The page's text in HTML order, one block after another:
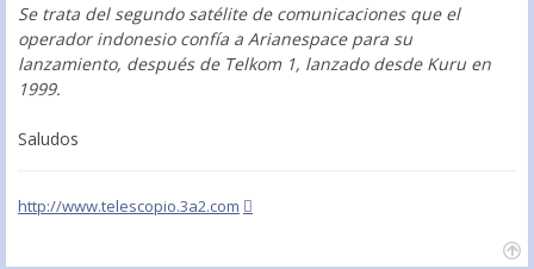
Se trata del segundo satélite de comunicaciones que el
operador indonesio confía a Arianespace para su
lanzamiento, después de Telkom 1, lanzado desde Kuru en
1999.
Saludos
http://www.telescopio.3a2.com